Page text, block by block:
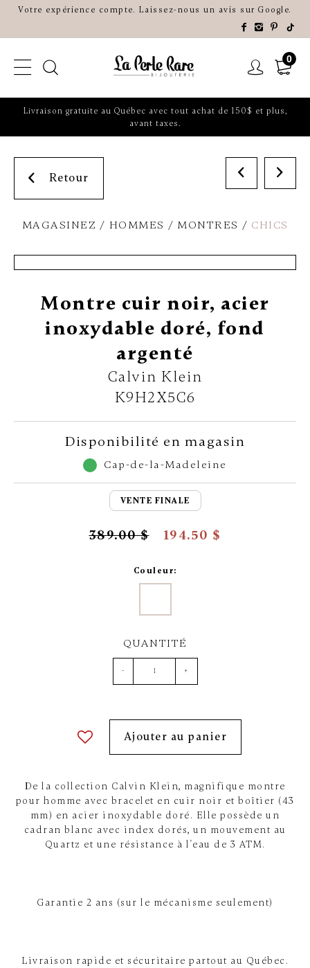
Votre expérience compte. Laissez-nous un avis sur Google.
0
Livraison gratuite au Québec avec tout achat de 150$ et plus,
avant taxes.
Retour
MAGASINEZ HOMMES MONTRES CHICS
Montre cuir noir, acier
inoxydable doré, fond
argenté
Calvin Klein
K9H2X5C6
Disponibilité en magasin
Cap-de-la-Madeleine
VENTE FINALE
389.00 $ 194.50 $
Couleur:
QUANTITÉ
- +
Ajouter au panier
De la collection Calvin Klein, magnifique montre
pour homme avec bracelet en cuir noir et boîtier (43
mm) en acier inoxydable doré. Elle possède un
cadran blanc avec index dorés, un mouvement au
Quartz et une résistance à l'eau de 3 ATM.
Garantie 2 ans (sur le mécanisme seulement)
Livraison rapide et sécuritaire partout au Québec.